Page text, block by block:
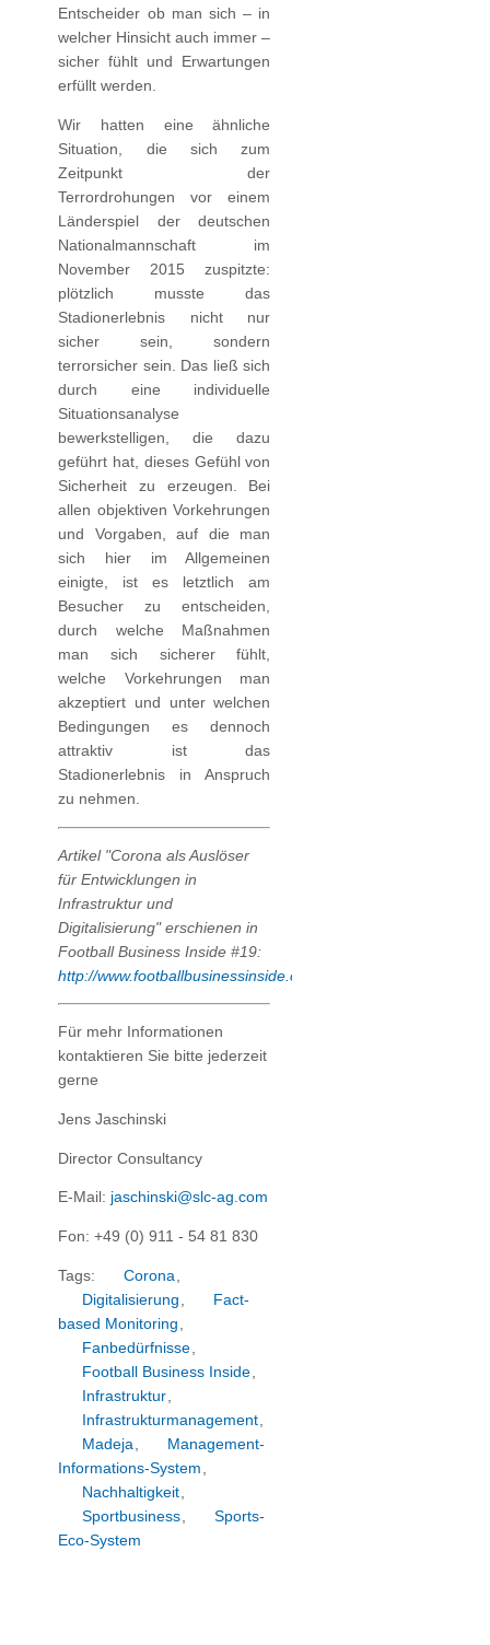
Entscheider ob man sich – in
welcher Hinsicht auch immer –
sicher fühlt und Erwartungen
erfüllt werden.
Wir hatten eine ähnliche
Situation, die sich zum
Zeitpunkt der
Terrordrohungen vor einem
Länderspiel der deutschen
Nationalmannschaft im
November 2015 zuspitzte:
plötzlich musste das
Stadionerlebnis nicht nur
sicher sein, sondern
terrorsicher sein. Das ließ sich
durch eine individuelle
Situationsanalyse
bewerkstelligen, die dazu
geführt hat, dieses Gefühl von
Sicherheit zu erzeugen. Bei
allen objektiven Vorkehrungen
und Vorgaben, auf die man
sich hier im Allgemeinen
einigte, ist es letztlich am
Besucher zu entscheiden,
durch welche Maßnahmen
man sich sicherer fühlt,
welche Vorkehrungen man
akzeptiert und unter welchen
Bedingungen es dennoch
attraktiv ist das
Stadionerlebnis in Anspruch
zu nehmen.
Artikel "Corona als Auslöser
für Entwicklungen in
Infrastruktur und
Digitalisierung" erschienen in
Football Business Inside #19:
http://www.footballbusinessinside.com/
Für mehr Informationen
kontaktieren Sie bitte jederzeit
gerne
Jens Jaschinski
Director Consultancy
E-Mail: jaschinski@slc-ag.com
Fon: +49 (0) 911 - 54 81 830
Tags: Corona
Digitalisierung
Fact-
based Monitoring
Fanbedürfnisse
Football Business Inside
Infrastruktur
Infrastrukturmanagement
Madeja
Management-
Informations-System
Nachhaltigkeit
Sportbusiness
Sports-
Eco-System